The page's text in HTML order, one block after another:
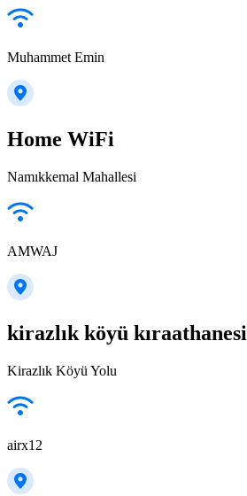
Muhammet Emin
Home WiFi
Namıkkemal Mahallesi
AMWAJ
kirazlık köyü kıraathanesi
Kirazlık Köyü Yolu
airx12